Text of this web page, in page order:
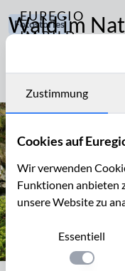
EUREGIO
IM BILD
Archiv
Kontakt
Fotostories
Wald im
von Nordrhein-
Zustimmung
Cookies auf
Wir verwenden
Funktionen anbieten
unsere Website zu
Essentiell
Einstellung